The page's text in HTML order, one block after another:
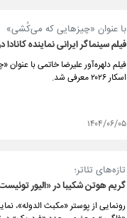
با عنوان «چیزهایی که می‌کُشی»
فیلم سینماگر ایرانی نماینده
فیلم دلهره‌آور علیرضا خاتمی با
اسکار ۲۰۲۶ معرفی شد.
۱۴۰۴/۰۶/۰۵
تازه‌های تئاتر؛
گریم هوتن شکیبا در «الیور
رونمایی از پوستر «مکبث الدوله»،